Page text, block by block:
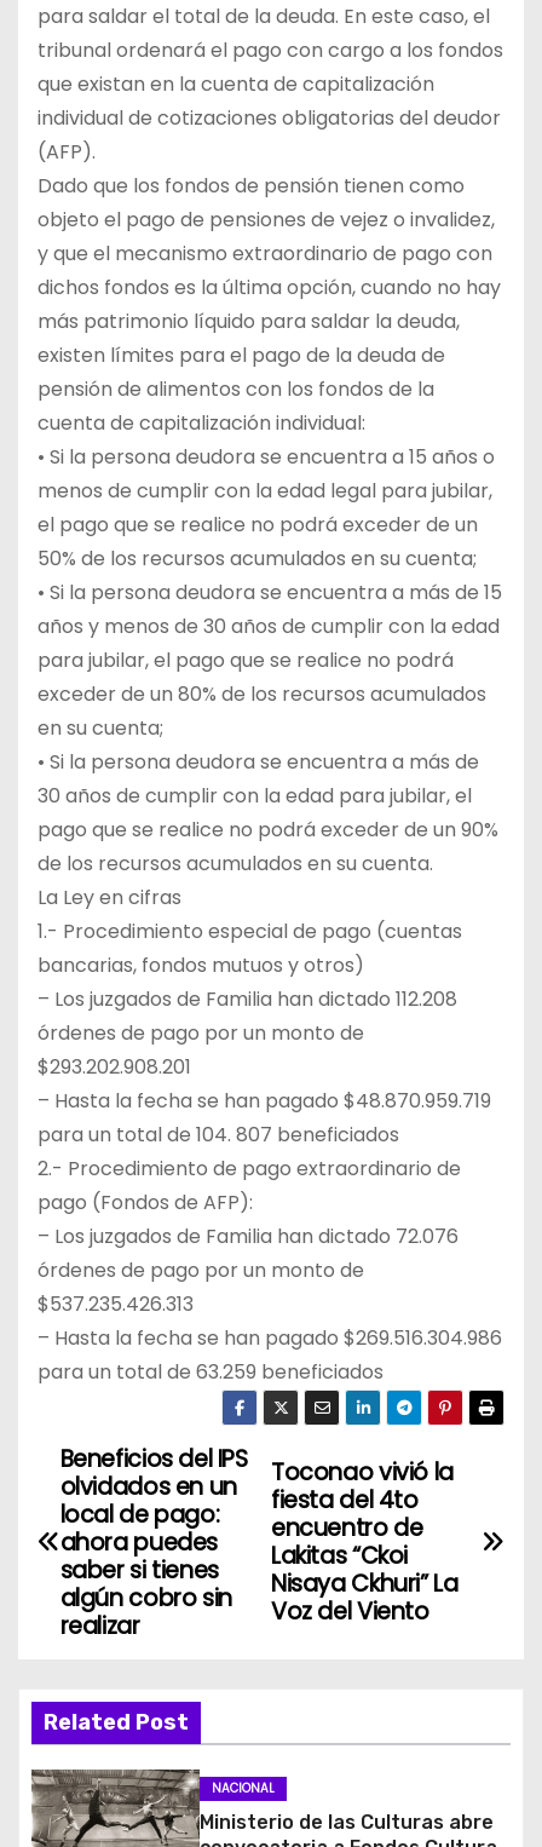
para saldar el total de la deuda. En este caso, el
tribunal ordenará el pago con cargo a los fondos
que existan en la cuenta de capitalización
individual de cotizaciones obligatorias del deudor
(AFP).
Dado que los fondos de pensión tienen como
objeto el pago de pensiones de vejez o invalidez,
y que el mecanismo extraordinario de pago con
dichos fondos es la última opción, cuando no hay
más patrimonio líquido para saldar la deuda,
existen límites para el pago de la deuda de
pensión de alimentos con los fondos de la
cuenta de capitalización individual:
• Si la persona deudora se encuentra a 15 años o
menos de cumplir con la edad legal para jubilar,
el pago que se realice no podrá exceder de un
50% de los recursos acumulados en su cuenta;
• Si la persona deudora se encuentra a más de 15
años y menos de 30 años de cumplir con la edad
para jubilar, el pago que se realice no podrá
exceder de un 80% de los recursos acumulados
en su cuenta;
• Si la persona deudora se encuentra a más de
30 años de cumplir con la edad para jubilar, el
pago que se realice no podrá exceder de un 90%
de los recursos acumulados en su cuenta.
La Ley en cifras
1.- Procedimiento especial de pago (cuentas
bancarias, fondos mutuos y otros)
– Los juzgados de Familia han dictado 112.208
órdenes de pago por un monto de
$293.202.908.201
– Hasta la fecha se han pagado $48.870.959.719
para un total de 104. 807 beneficiados
2.- Procedimiento de pago extraordinario de
pago (Fondos de AFP):
– Los juzgados de Familia han dictado 72.076
órdenes de pago por un monto de
$537.235.426.313
– Hasta la fecha se han pagado $269.516.304.986
para un total de 63.259 beneficiados
N
a
c
i
Toconao vivió la
fiesta del 4to
encuentro de
Lakitas “Ckoi
Nisaya Ckhuri” La
Voz del Viento
Beneficios del IPS
olvidados en un
local de pago:
ahora puedes
saber si tienes
algún cobro sin
realizar
Related Post
NACIONAL
Ministerio de las Culturas abre